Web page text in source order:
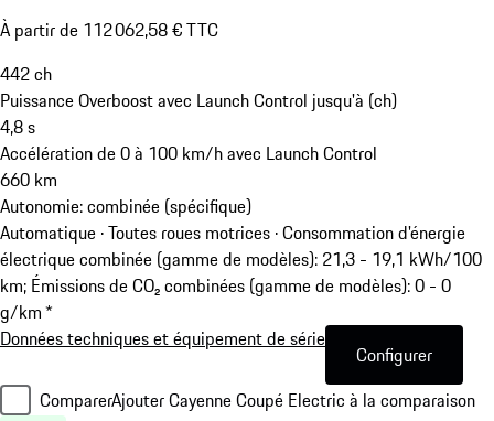
À partir de 112 062,58 € TTC
442ch
Puissance Overboost avec Launch Control jusqu'à (ch)
4,8s
Accélération de 0 à 100 km/h avec Launch Control
660 km
Autonomie: combinée (spécifique)
Automatique · Toutes roues motrices ·Consommation d'énergie
électrique combinée (gamme de modèles): 21,3 - 19,1 kWh/100
km; Émissions de CO₂ combinées (gamme de modèles): 0 - 0
g/km *
Données techniques et équipement de série
Configurer
ComparerAjouter Cayenne Coupé Electric à la comparaison